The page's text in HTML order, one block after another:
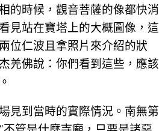
的時候，觀音菩薩的像都快消
見站在寶塔上的大概圖像，這
位仁波且拿照片來介紹的狀
羌佛說：你們看到這些，應該
見到當時的實際情況。南無第